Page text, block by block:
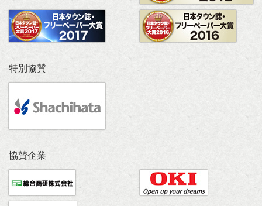
特別協賛
協賛企業